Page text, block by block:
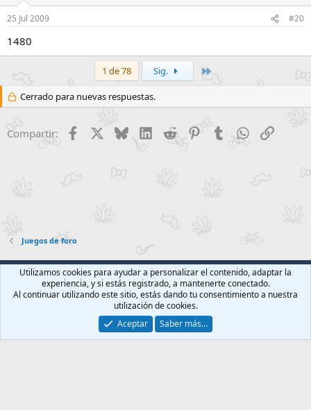
25 Jul 2009 #20
1480
1 de 78 Sig.
Cerrado para nuevas respuestas.
Compartir: Facebook BlueskyLinkedIn
Reddit PinterestTumblr WhatsApp
Enlace
Juegos de foro
Foroact Clásico
Español (ES)
Contáctanos
Términos y reglas Política de privacidad
Ayuda
Community platform by XenForo® © 2010-2026 XenForo Ltd.
Utilizamos cookies para ayudar a personalizar el contenido, adaptar la
experiencia, y si estás registrado, a mantenerte conectado.
Al continuar utilizando este sitio, estás dando tu consentimiento a nuestra
utilización de cookies.
Aceptar
Saber más…